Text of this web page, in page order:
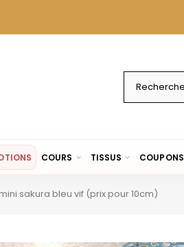
COURS TISSUS
sakura bleu vif (prix pour 10cm)